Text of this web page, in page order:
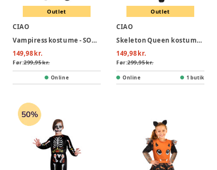
Outlet
CIAO
Vampiress kostume - SORT/RØD
149,98 kr.
Før:299,95 kr.
Online
Outlet
CIAO
Skeleton Queen kostume - SORT
149,98 kr.
Før:299,95 kr.
Online 1 butik